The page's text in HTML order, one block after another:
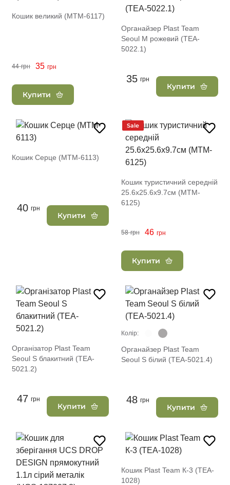
Кошик великий (MTM-6117)
44 грн 35 грн
Купити
Органайзер Plast Team
Seoul M рожевий (TEA-
5022.1)
35 грн
Купити
Кошик Серце (MTM-6113)
40 грн
Купити
Sale
Кошик туристичний середній
25.6х25.6х9.7см (MTM-
6125)
58 грн 46 грн
Купити
Організатор Plast Team
Seoul S блакитний (TEA-
5021.2)
47 грн
Купити
Колір:
Органайзер Plast Team
Seoul S білий (TEA-5021.4)
48 грн
Купити
Кошик Plast Team К-3 (TEA-
1028)